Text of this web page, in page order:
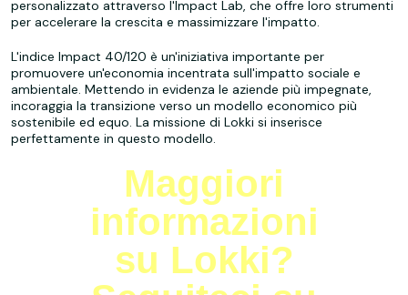
personalizzato attraverso l'Impact Lab, che offre loro strumenti
per accelerare la crescita e massimizzare l'impatto.
L'indice Impact 40/120 è un'iniziativa importante per
promuovere un'economia incentrata sull'impatto sociale e
ambientale. Mettendo in evidenza le aziende più impegnate,
incoraggia la transizione verso un modello economico più
sostenibile ed equo. La missione di Lokki si inserisce
perfettamente in questo modello.
Maggiori
informazioni
su Lokki?